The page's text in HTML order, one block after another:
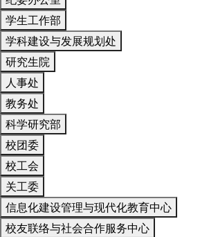
学生工作部
学科建设与发展规划处
研究生院
人事处
教务处
科学研究部
校团委
校工会
关工委
信息化建设管理与现代化教育中心
校友联络与社会合作服务中心